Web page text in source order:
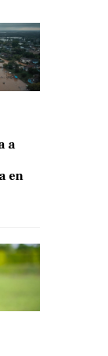
a
en